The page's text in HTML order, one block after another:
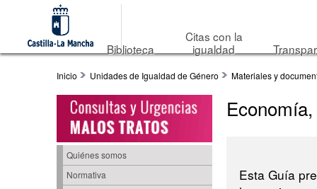
Biblioteca
Citas con la
igualdad
Inicio Unidades de Igualdad de Género Materiales y
Quiénes somos
Normativa
Esta Guía